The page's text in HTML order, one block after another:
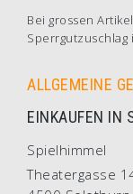
Bei grossen
Sperrgutzuschlag
ALLGEMEINE
EINKAUFEN IN
Spielhimmel
Theatergasse